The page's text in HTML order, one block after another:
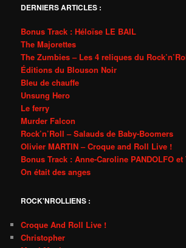
DERNIERS ARTICLES :
Bonus Track : Héloïse LE BAIL
The Majorettes
The Zumbies – Les 4 reliques du
Éditions du Blouson Noir
Bleu de chauffe
Unsung Hero
Le ferry
Murder Falcon
Rock’n’Roll – Salauds de Baby-Boomers
Olivier MARTIN – Croque and Roll Live !
Bonus Track : Anne-Caroline PANDOLFO et
On était des anges
ROCK'NROLLIENS :
Croque And Roll Live !
Christopher